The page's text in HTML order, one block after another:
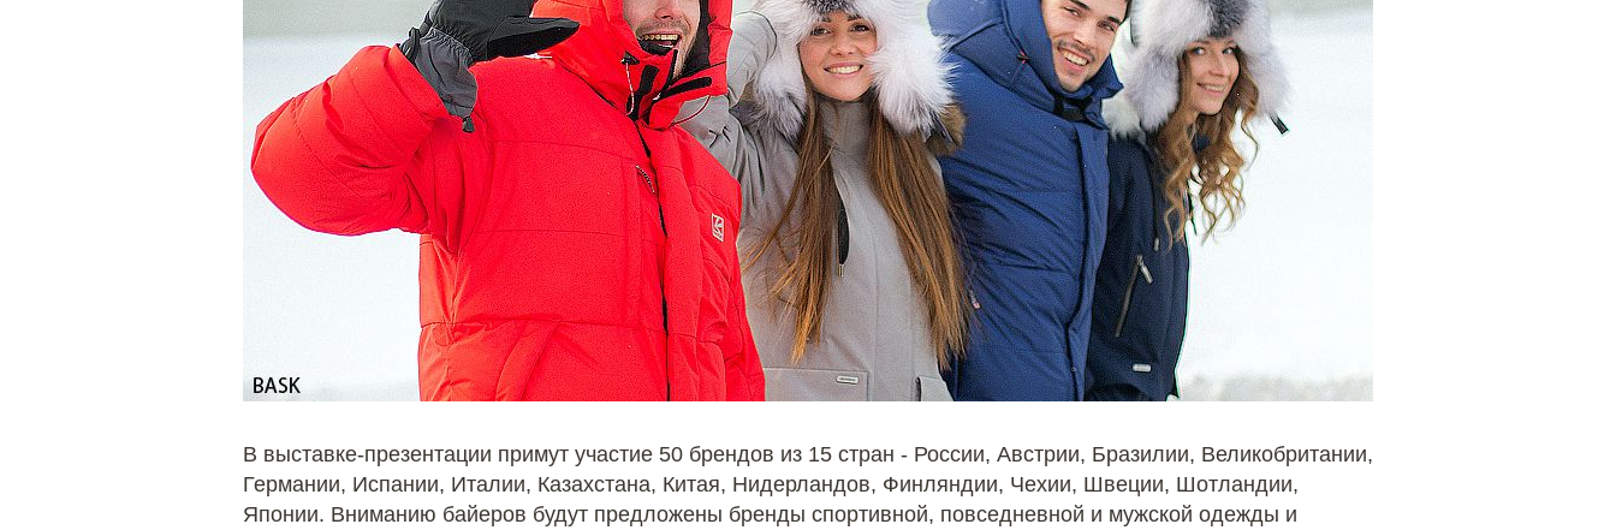
В выставке-презентации примут участие 50 брендов из 15 стран - России, Австрии, Бразилии, Великобритании,
Германии, Испании, Италии, Казахстана, Китая, Нидерландов, Финляндии, Чехии, Швеции, Шотландии,
Японии. Вниманию байеров будут предложены бренды спортивной, повседневной и мужской одежды и